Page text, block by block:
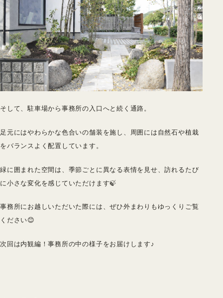
そして、駐車場から事務所の入口へと続く通路。
足元にはやわらかな色合いの舗装を施し、周囲には自然石や植栽
をバランスよく配置しています。
緑に囲まれた空間は、季節ごとに異なる表情を見せ、訪れるたび
に小さな変化を感じていただけます🍃
事務所にお越しいただいた際には、ぜひ外まわりもゆっくりご覧
ください😊
次回は内観編！事務所の中の様子をお届けします♪